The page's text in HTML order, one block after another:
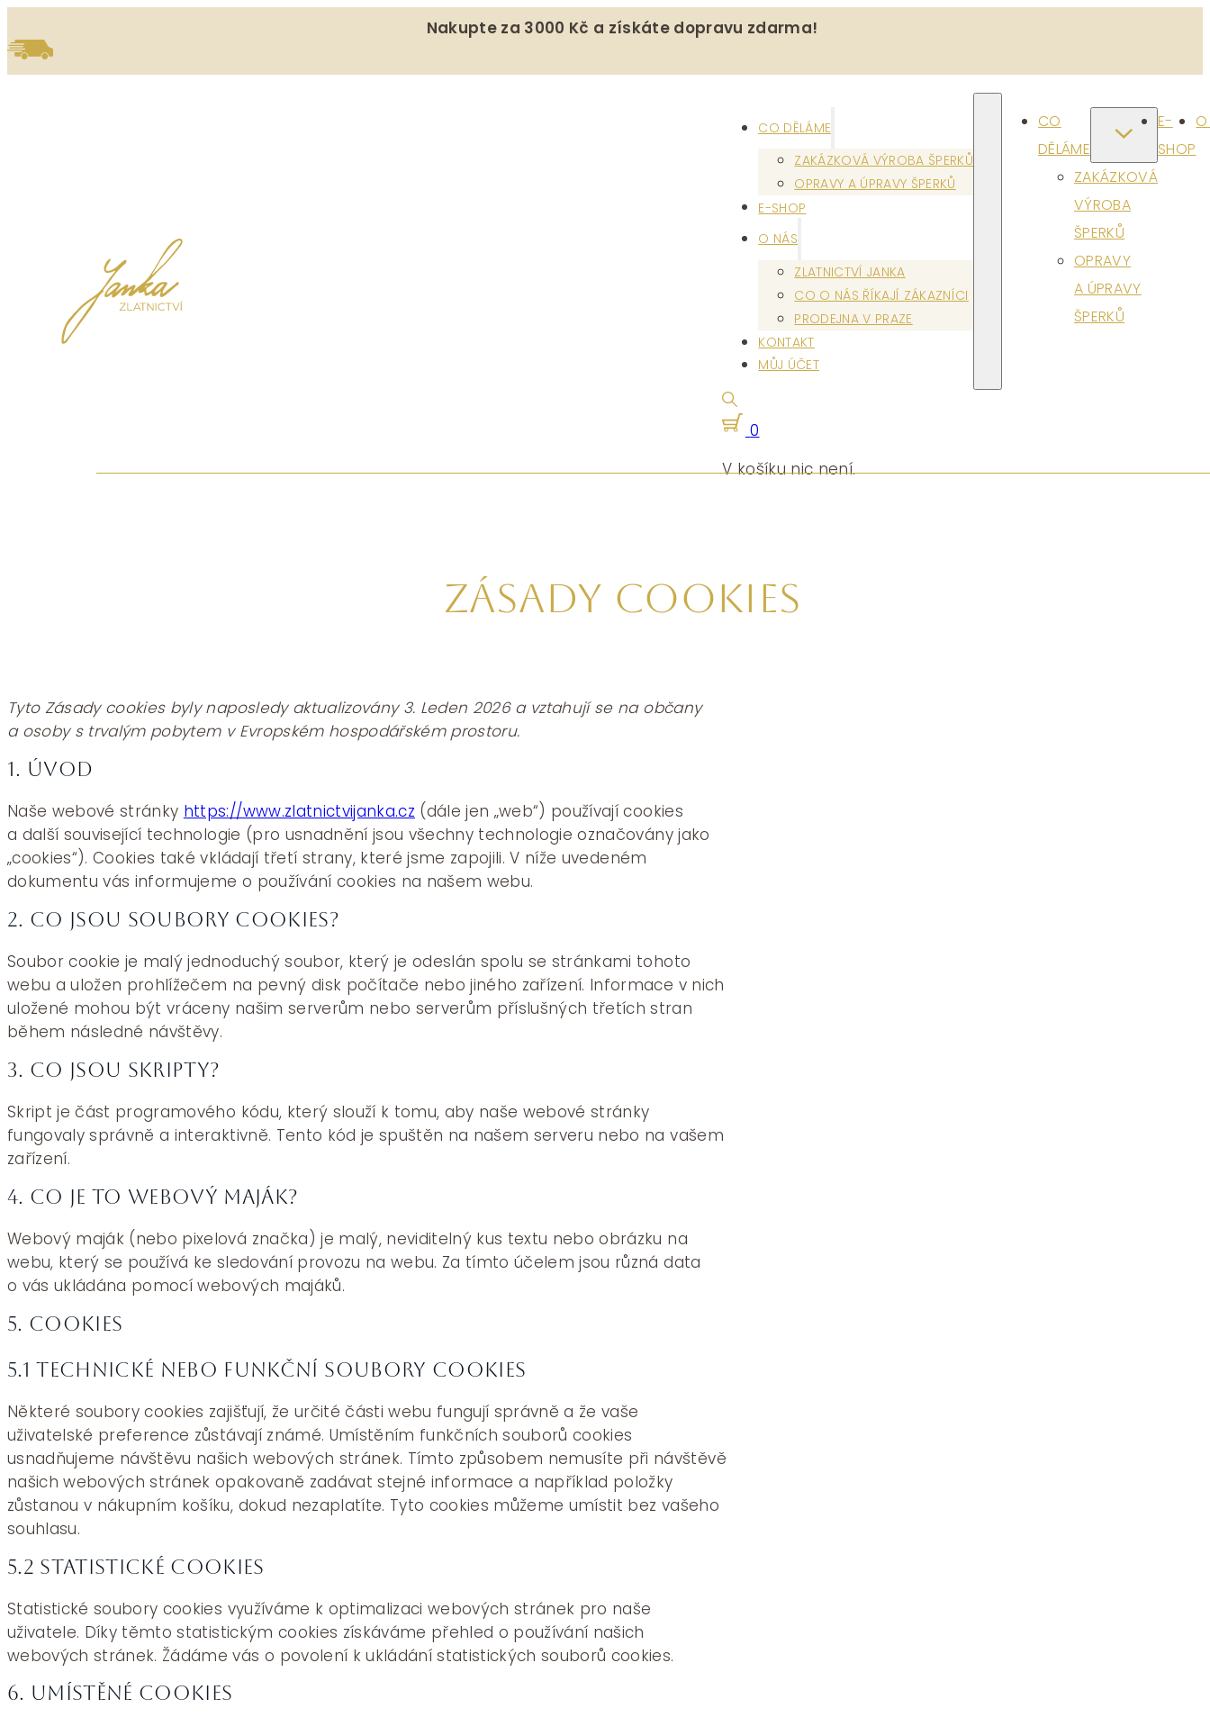
Nakupte za 3000 Kč a získáte dopravu zdarma!
CO DĚLÁME
ZAKÁZKOVÁ VÝROBA ŠPERKŮ
OPRAVY A ÚPRAVY ŠPERKŮ
E-SHOP
O NÁS
ZLATNICTVÍ JANKA
CO O NÁS ŘÍKAJÍ ZÁKAZNÍCI
PRODEJNA V PRAZE
KONTAKT
MŮJ ÚČET
CO
DĚLÁME
ZAKÁZKOVÁ
VÝROBA
ŠPERKŮ
OPRAVY
A ÚPRAVY
ŠPERKŮ
E-
SHOP
0
V košíku nic není.
Zásady cookies
Tyto Zásady cookies byly naposledy aktualizovány 3. Leden 2026 a vztahují se na občany
a osoby s trvalým pobytem v Evropském hospodářském prostoru.
1. Úvod
Naše webové stránky https://www.zlatnictvijanka.cz (dále jen „web“) používají cookies
a další související technologie (pro usnadnění jsou všechny technologie označovány jako
„cookies“). Cookies také vkládají třetí strany, které jsme zapojili. V níže uvedeném
dokumentu vás informujeme o používání cookies na našem webu.
2. Co jsou soubory cookies?
Soubor cookie je malý jednoduchý soubor, který je odeslán spolu se stránkami tohoto
webu a uložen prohlížečem na pevný disk počítače nebo jiného zařízení. Informace v nich
uložené mohou být vráceny našim serverům nebo serverům příslušných třetích stran
během následné návštěvy.
3. Co jsou skripty?
Skript je část programového kódu, který slouží k tomu, aby naše webové stránky
fungovaly správně a interaktivně. Tento kód je spuštěn na našem serveru nebo na vašem
zařízení.
4. Co je to webový maják?
Webový maják (nebo pixelová značka) je malý, neviditelný kus textu nebo obrázku na
webu, který se používá ke sledování provozu na webu. Za tímto účelem jsou různá data
o vás ukládána pomocí webových majáků.
5. Cookies
5.1 Technické nebo funkční soubory cookies
Některé soubory cookies zajišťují, že určité části webu fungují správně a že vaše
uživatelské preference zůstávají známé. Umístěním funkčních souborů cookies
usnadňujeme návštěvu našich webových stránek. Tímto způsobem nemusíte při návštěvě
našich webových stránek opakovaně zadávat stejné informace a například položky
zůstanou v nákupním košíku, dokud nezaplatíte. Tyto cookies můžeme umístit bez vašeho
souhlasu.
5.2 Statistické cookies
Statistické soubory cookies využíváme k optimalizaci webových stránek pro naše
uživatele. Díky těmto statistickým cookies získáváme přehled o používání našich
webových stránek. Žádáme vás o povolení k ukládání statistických souborů cookies.
6. Umístěné cookies